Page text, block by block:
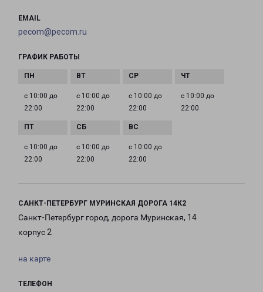
EMAIL
pecom@pecom.ru
ГРАФИК РАБОТЫ
с 10:00 до
22:00
с 10:00 до
22:00
с 10:00 до
22:00
с 10:00 до
22:00
с 10:00 до
22:00
с 10:00 до
22:00
с 10:00 до
22:00
САНКТ-ПЕТЕРБУРГ МУРИНСКАЯ ДОРОГА 14К2
Санкт-Петербург город, дорога Муринская, 14
корпус 2
на карте
ТЕЛЕФОН